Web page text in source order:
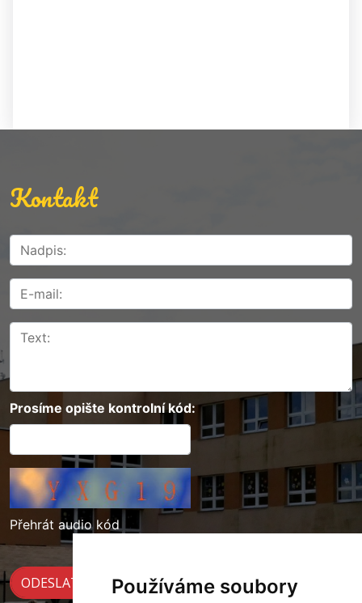
Používáme soubory
Kontakt
Prosíme opište kontrolní kód:
Přehrát audio kód